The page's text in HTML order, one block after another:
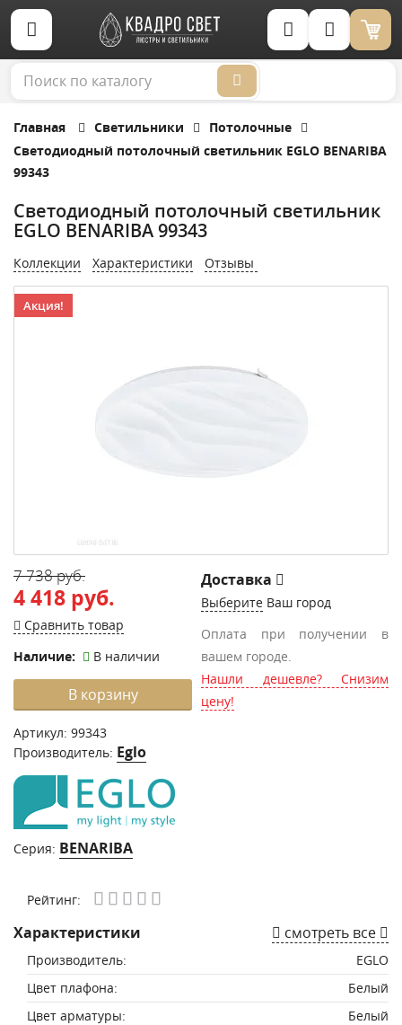
Корзина (0)
Главная Светильники
Потолочные
Светодиодный потолочный светильник EGLO BENARIBA
99343
Светодиодный потолочный светильник
EGLO BENARIBA 99343
Коллекции Характеристики Отзывы
Акция!
7 738 руб.
4 418 руб.
Сравнить товар
Наличие:
В наличии
В корзину
Артикул: 99343
Производитель: Eglo
Серия: BENARIBA
Доставка
Выберите Ваш город
Оплата при получении в
вашем городе.
Нашли дешевле? Снизим
цену!
Рейтинг:
Характеристики смотреть все
Производитель:
EGLO
Цвет плафона:
Белый
Цвет арматуры:
Белый